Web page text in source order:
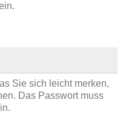
Sie sich leicht merken,
Das Passwort muss